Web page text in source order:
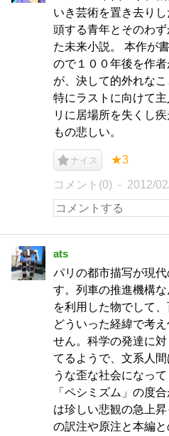
いき芸術を置き去り
頭する青年とそのわ
た未来小説。 本作が
ので１００年後を作
が、決して的外れなこ
特にラストに向けて
リに居場所を失くし
もの悲しい。
ナイス ★3
コメント(0) 2012/
ats
パリの都市描写が現
す。列車の推進機構
を利用した物でして
どういった経緯で考
せん。科学の発達に
てるようで、文系人
うな歪な社会になっ
「ペシミズム」の度
は珍しい悲観の急上
の訳注や原注と本編